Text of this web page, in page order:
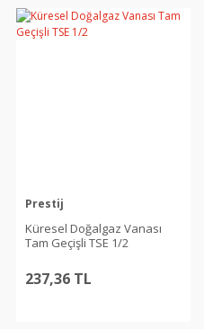
Prestij
Küresel Doğalgaz Vanası
Tam Geçişli TSE 1/2
237,36 TL